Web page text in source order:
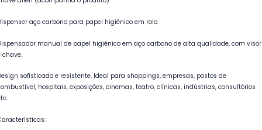
aço carbono para papel higiênico em rolo.
manual de papel higiênico em aço carbono de alta qualidade, com visor
chave.
sofisticado e resistente. Ideal para shoppings, empresas, postos de
hospitais, exposições, cinemas, teatro, clínicas, indústrias, consultórios